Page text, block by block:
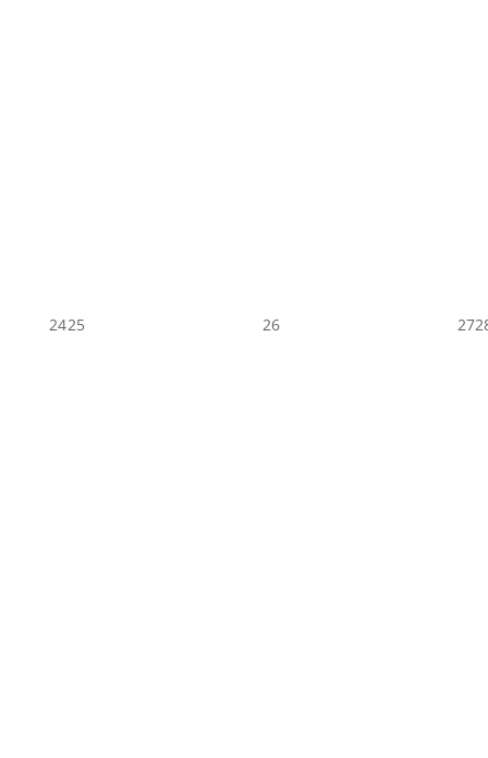
2425 26 27